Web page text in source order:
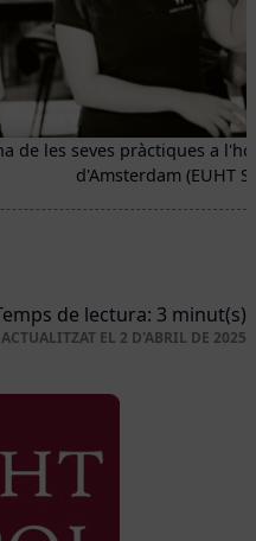
de les seves pràctiques a
d'Amsterdam (EUHT
de lectura: 3 minut(s)
ACTUALITZAT EL 2 D'ABRIL DE 2025